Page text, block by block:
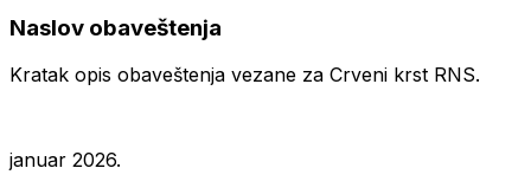
Naslov obaveštenja
Kratak opis obaveštenja vezane za Crveni krst RNS.
januar 2026.